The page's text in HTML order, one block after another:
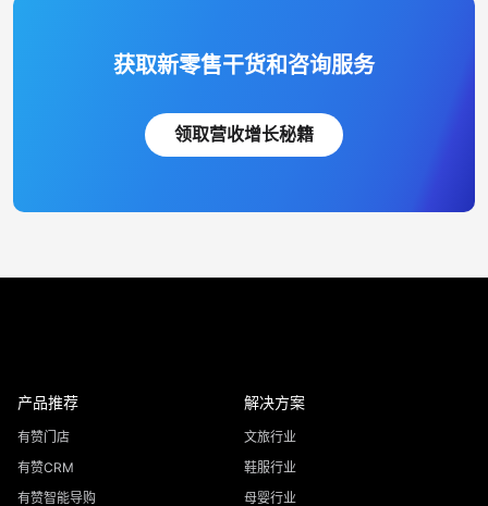
获取新零售干货和咨询服务
领取营收增长秘籍
产品推荐
有赞门店
有赞CRM
有赞智能导购
解决方案
文旅行业
鞋服行业
母婴行业